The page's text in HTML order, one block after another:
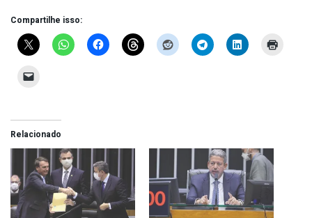
Compartilhe isso:
Relacionado